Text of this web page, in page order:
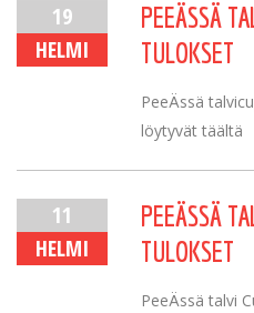
19
HELMI
PEEÄSSÄ
TULOKSET
PeeÄssä
löytyvät täältä
11
HELMI
PEEÄSSÄ
TULOKSET
PeeÄssä talvi